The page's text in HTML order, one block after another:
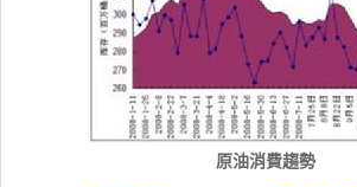
原油消費趨勢